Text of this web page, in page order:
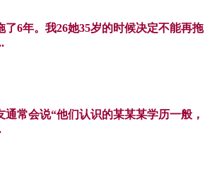
6年。我26她35岁的时候决定不能再拖
常会说“他们认识的某某某学历一般，